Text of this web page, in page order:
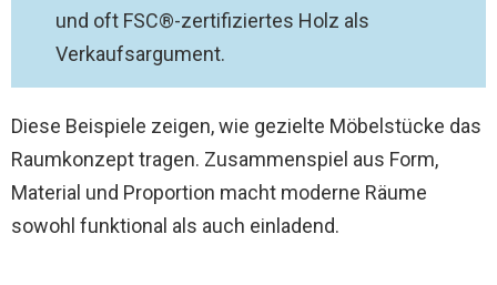
und oft FSC®-zertifiziertes Holz als
Verkaufsargument.
Diese Beispiele zeigen, wie gezielte Möbelstücke das
Raumkonzept tragen. Zusammenspiel aus Form,
Material und Proportion macht moderne Räume
sowohl funktional als auch einladend.